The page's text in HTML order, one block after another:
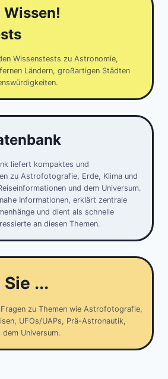
Wissen!
Wissenstests zu Astronomie,
Ländern, großartigen Städten
liefert kompaktes und
zu Astrofotografie, Erde, Klima und
und dem Universum.
Informationen, erklärt zentrale
und dient als schnelle
an diesen Themen.
...
zu Themen wie Astrofotografie,
UFOs/UAPs, Prä-Astronautik,
dem Universum.